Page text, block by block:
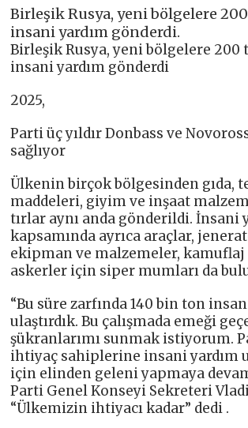
Birleşik Rusya, yeni bölgelere
insani yardım gönderdi.
Birleşik Rusya, yeni bölgelere 200
insani yardım gönderdi
2025,
Parti üç yıldır Donbass ve
sağlıyor
Ülkenin birçok bölgesinden gıda,
maddeleri, giyim ve inşaat
tırlar aynı anda gönderildi. İnsani
kapsamında ayrıca araçlar,
ekipman ve malzemeler, kamuflaj
askerler için siper mumları da
“Bu süre zarfında 140 bin ton
ulaştırdık. Bu çalışmada emeği
şükranlarımı sunmak istiyorum.
ihtiyaç sahiplerine insani yardım
için elinden geleni yapmaya
Parti Genel Konseyi Sekreteri
“Ülkemizin ihtiyacı kadar” dedi .